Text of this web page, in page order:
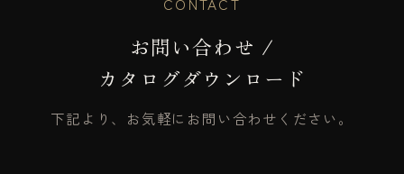
お問い合わせ /
カタログダウンロード
下記より、お気軽にお問い合わせください。